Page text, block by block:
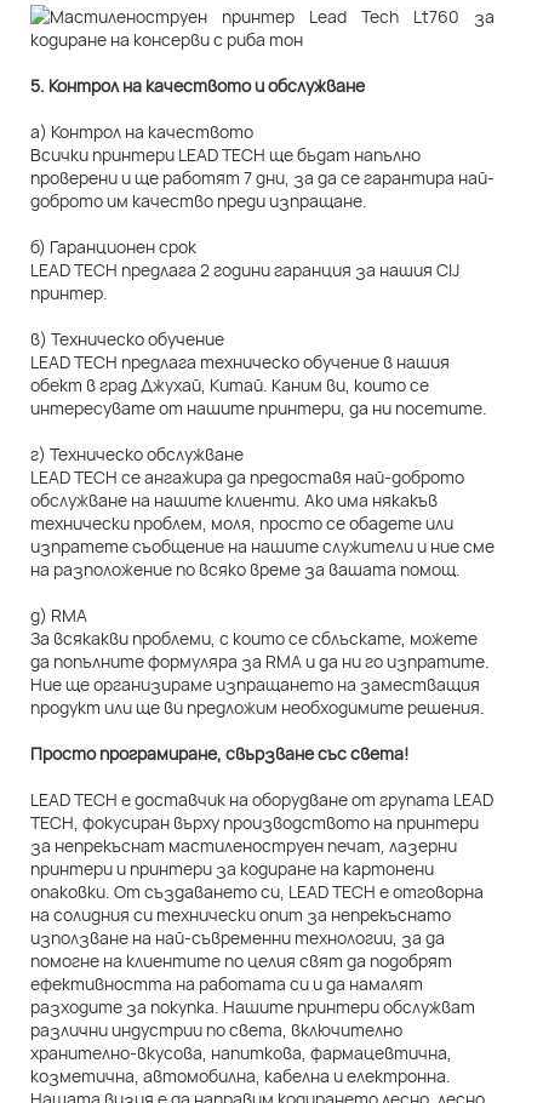
5. Контрол на качеството и обслужване
а) Контрол на качеството
Всички принтери LEAD TECH ще бъдат напълно
проверени и ще работят 7 дни, за да се гарантира най-
доброто им качество преди изпращане.
б) Гаранционен срок
LEAD TECH предлага 2 години гаранция за нашия CIJ
принтер.
в) Техническо обучение
LEAD TECH предлага техническо обучение в нашия
обект в град Джухай, Китай. Каним ви, които се
интересувате от нашите принтери, да ни посетите.
г) Техническо обслужване
LEAD TECH се ангажира да предоставя най-доброто
обслужване на нашите клиенти. Ако има някакъв
технически проблем, моля, просто се обадете или
изпратете съобщение на нашите служители и ние сме
на разположение по всяко време за вашата помощ.
д) RMA
За всякакви проблеми, с които се сблъскате, можете
да попълните формуляра за RMA и да ни го изпратите.
Ние ще организираме изпращането на заместващия
продукт или ще ви предложим необходимите решения.
Просто програмиране, свързване със света!
LEAD TECH е доставчик на оборудване от групата LEAD
TECH, фокусиран върху производството на принтери
за непрекъснат мастиленоструен печат, лазерни
принтери и принтери за кодиране на картонени
опаковки. От създаването си, LEAD TECH е отговорна
на солидния си технически опит за непрекъснато
използване на най-съвременни технологии, за да
помогне на клиентите по целия свят да подобрят
ефективността на работата си и да намалят
разходите за покупка. Нашите принтери обслужват
различни индустрии по света, включително
хранително-вкусова, напиткова, фармацевтична,
козметична, автомобилна, кабелна и електронна.